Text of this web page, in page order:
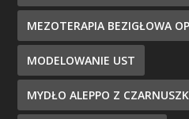
MEZOTERAPIA BEZIGŁOWA
MODELOWANIE UST
MYDŁO ALEPPO Z